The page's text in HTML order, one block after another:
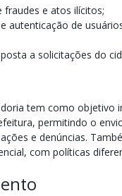
fraudes e atos ilícitos;
autenticação de
a solicitações do
tem como objetivo
permitindo o
e denúncias.
com políticas